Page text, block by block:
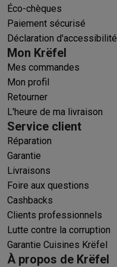
Éco-chèques
Paiement sécurisé
Déclaration d'accessibilité
Mon Krëfel
Mes commandes
Mon profil
Retourner
L'heure de ma livraison
Service client
Réparation
Garantie
Livraisons
Foire aux questions
Cashbacks
Clients professionnels
Lutte contre la corruption
Garantie Cuisines Krëfel
À propos de Krëfel